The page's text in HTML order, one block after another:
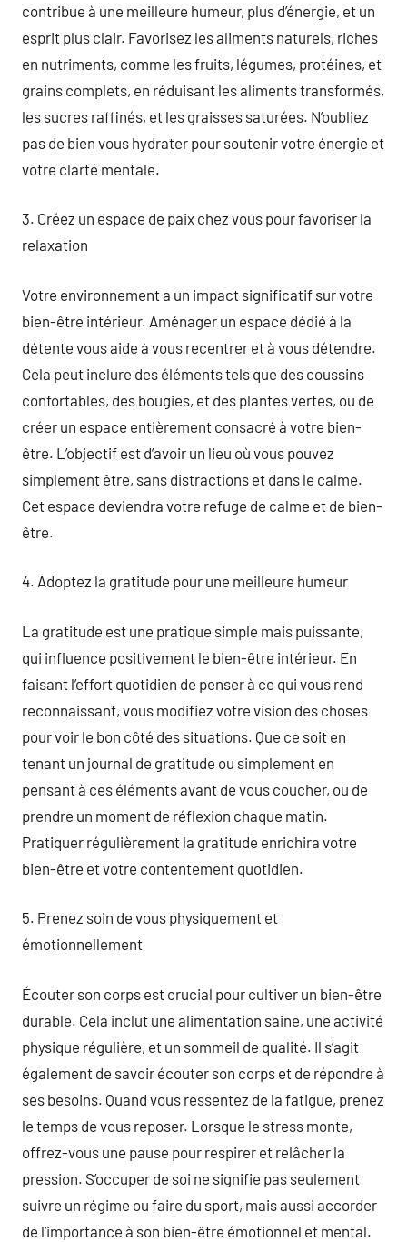
contribue à une meilleure humeur, plus d’énergie, et un
esprit plus clair. Favorisez les aliments naturels, riches
en nutriments, comme les fruits, légumes, protéines, et
grains complets, en réduisant les aliments transformés,
les sucres raffinés, et les graisses saturées. N’oubliez
pas de bien vous hydrater pour soutenir votre énergie et
votre clarté mentale.
3. Créez un espace de paix chez vous pour favoriser la
relaxation
Votre environnement a un impact significatif sur votre
bien-être intérieur. Aménager un espace dédié à la
détente vous aide à vous recentrer et à vous détendre.
Cela peut inclure des éléments tels que des coussins
confortables, des bougies, et des plantes vertes, ou de
créer un espace entièrement consacré à votre bien-
être. L’objectif est d’avoir un lieu où vous pouvez
simplement être, sans distractions et dans le calme.
Cet espace deviendra votre refuge de calme et de bien-
être.
4. Adoptez la gratitude pour une meilleure humeur
La gratitude est une pratique simple mais puissante,
qui influence positivement le bien-être intérieur. En
faisant l’effort quotidien de penser à ce qui vous rend
reconnaissant, vous modifiez votre vision des choses
pour voir le bon côté des situations. Que ce soit en
tenant un journal de gratitude ou simplement en
pensant à ces éléments avant de vous coucher, ou de
prendre un moment de réflexion chaque matin.
Pratiquer régulièrement la gratitude enrichira votre
bien-être et votre contentement quotidien.
5. Prenez soin de vous physiquement et
émotionnellement
Écouter son corps est crucial pour cultiver un bien-être
durable. Cela inclut une alimentation saine, une activité
physique régulière, et un sommeil de qualité. Il s’agit
également de savoir écouter son corps et de répondre à
ses besoins. Quand vous ressentez de la fatigue, prenez
le temps de vous reposer. Lorsque le stress monte,
offrez-vous une pause pour respirer et relâcher la
pression. S’occuper de soi ne signifie pas seulement
suivre un régime ou faire du sport, mais aussi accorder
de l’importance à son bien-être émotionnel et mental.